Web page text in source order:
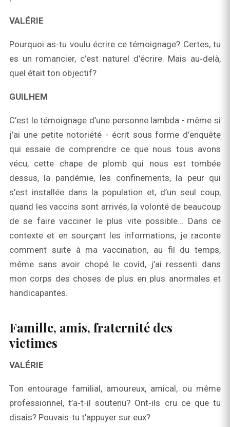
VALÉRIE
Pourquoi as‑tu voulu écrire ce témoignage? Certes, tu
es un romancier, c’est naturel d’écrire. Mais au‑delà,
quel était ton objectif?
GUILHEM
C’est le témoignage d’une personne lambda - même si
j’ai une petite notoriété - écrit sous forme d’enquête
qui essaie de comprendre ce que nous tous avons
vécu, cette chape de plomb qui nous est tombée
dessus, la pandémie, les confinements, la peur qui
s’est installée dans la population et, d’un seul coup,
quand les vaccins sont arrivés, la volonté de beaucoup
de se faire vacciner le plus vite possible… Dans ce
contexte et en sourçant les informations, je raconte
comment suite à ma vaccination, au fil du temps,
même sans avoir chopé le covid, j’ai ressenti dans
mon corps des choses de plus en plus anormales et
handicapantes.
Famille, amis, fraternité des
victimes
VALÉRIE
Ton entourage familial, amoureux, amical, ou même
professionnel, t’a‑t-il soutenu? Ont‑ils cru ce que tu
disais? Pouvais‑tu t’appuyer sur eux?